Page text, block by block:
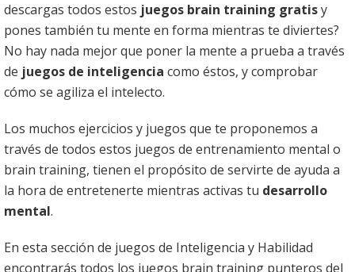
descargas todos estos juegos brain training gratisy
pones también tu mente en forma mientras te diviertes?
No hay nada mejor que poner la mente a prueba a través
de juegos de inteligencia como éstos, y comprobar
cómo se agiliza el intelecto.
Los muchos ejercicios y juegos que te proponemos a
través de todos estos juegos de entrenamiento mental o
brain training, tienen el propósito de servirte de ayuda a
la hora de entretenerte mientras activas tu desarrollo
mental.
En esta sección de juegos de Inteligencia y Habilidad
encontrarás todos los juegos brain training punteros del